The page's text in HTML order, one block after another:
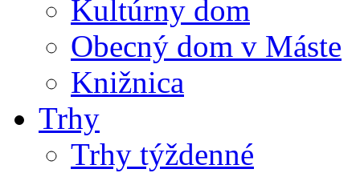
Kultúrny dom
Obecný dom v Máste
Knižnica
Trhy
Trhy týždenné